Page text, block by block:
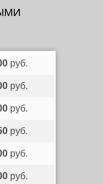
руб.
руб.
руб.
руб.
руб.
руб.